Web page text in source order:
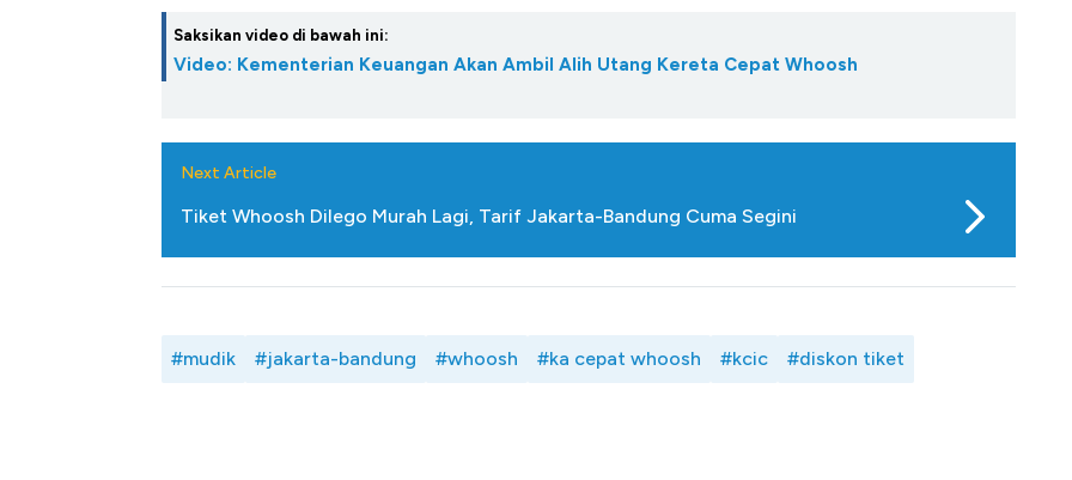
Saksikan video di bawah ini:
Video: Kementerian Keuangan Akan Ambil Alih Utang Kereta Cepat Whoosh
Next Article
Tiket Whoosh Dilego Murah Lagi, Tarif Jakarta-Bandung Cuma Segini
#mudik #jakarta-bandung #whoosh #ka cepat whoosh #kcic #diskon tiket